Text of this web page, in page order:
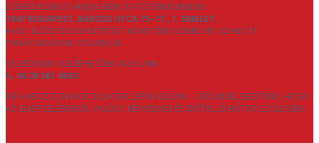
SZEMÉLYESEN IS VÁRJUK BEMUTATÓTERMÜNKBEN:
1047 BUDAPEST, BAROSS UTCA 75–77., 1. EMELET,
AHOL ELŐZETES EGYEZTETÉST KÖVETŐEN SZEMÉLYRE SZABOTT
TANÁCSADÁSSAL FOGADJUK.
TELEFONON IS ELÉRHETŐEK VAGYUNK:
📞 06 20 561 4633
NE HABOZZON KAPCSOLATBA LÉPNI VELÜNK – ÖRÖMMEL SEGÍTÜNK, HOGY
AZ ELKÉPZELÉSEKBŐL VALÓDI, KÉNYELMES ÉS IDŐTÁLLÓ BÚTOR SZÜLESSEN.